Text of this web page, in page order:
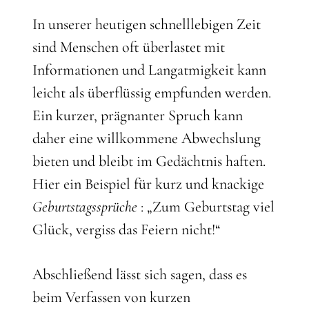
In unserer heutigen schnelllebigen Zeit
sind Menschen oft überlastet mit
Informationen und Langatmigkeit kann
leicht als überflüssig empfunden werden.
Ein kurzer, prägnanter Spruch kann
daher eine willkommene Abwechslung
bieten und bleibt im Gedächtnis haften.
Hier ein Beispiel für kurz und knackige
Geburtstagssprüche : „Zum Geburtstag viel
Glück, vergiss das Feiern nicht!“
Abschließend lässt sich sagen, dass es
beim Verfassen von kurzen